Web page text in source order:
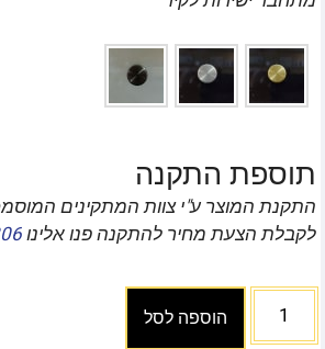
תוספת התקנה
התקנת המוצר ע"י צוות המתקינים
לקבלת הצעת מחיר להתקנה פנו אלינו
הוספה לסל